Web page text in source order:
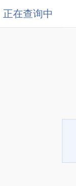
正在查询中